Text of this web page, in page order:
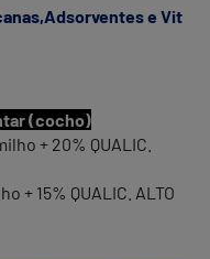
e Vit
(cocho)
+ 20% QUALIC.
+ 15% QUALIC. ALTO